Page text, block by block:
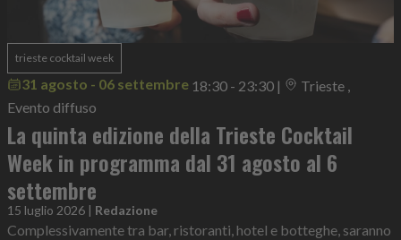
trieste cocktail week
31 agosto - 06 settembre 18:30 - 23:30 |
Trieste ,
Evento diffuso
La quinta edizione della Trieste Cocktail
Week in programma dal 31 agosto al 6
settembre
15 luglio 2026 | Redazione
Complessivamente tra bar, ristoranti, hotel e botteghe, saranno